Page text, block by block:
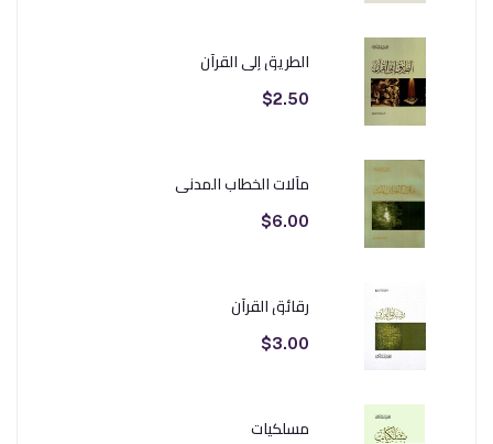
الطريق إلى القرآن
$2.50
مآلات الخطاب المدني
$6.00
رقائق القرآن
$3.00
مسلكيات